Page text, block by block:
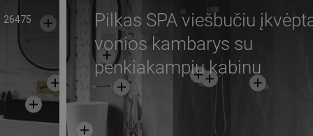
26475
Pilkas SPA viešbučiu
vonios kambarys su
penkiakampiu kabinu